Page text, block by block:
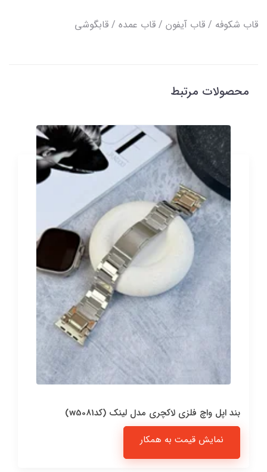
قاب شکوفه / قاب آیفون / قاب عمده / قابگوشی
محصولات مرتبط
بند اپل واچ فلزی لاکچری مدل لینک (کدw5081)
نمایش قیمت به همکار